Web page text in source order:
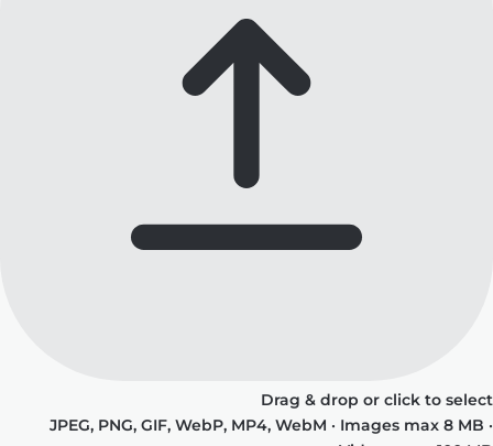
Drag & drop or click to select
JPEG, PNG, GIF, WebP, MP4, WebM · Images max 8 MB ·